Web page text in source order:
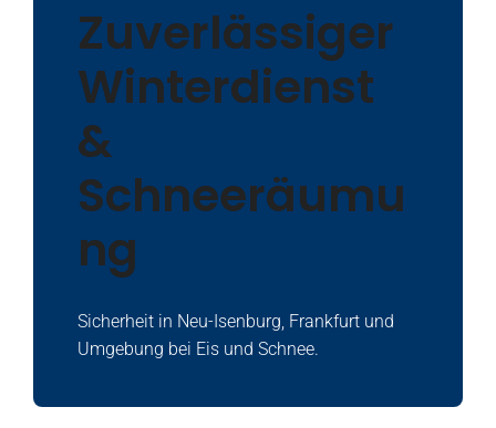
Zuverlässiger
Winterdienst
&
Schneeräumu
ng
Sicherheit in Neu-Isenburg, Frankfurt und
Umgebung bei Eis und Schnee.